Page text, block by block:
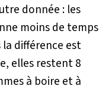
donnée : les
moins de temps
différence est
elles restent 8
à boire et à